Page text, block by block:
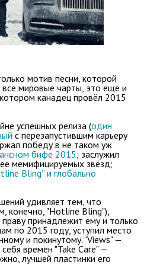
мотив песни, которой
все мировые чарты, это ещё и
канадец провёл 2015
успешных релиза (один
с перезапустившим карьеру
победу в не таком уж
бифе 2015; заслужил
мемифицируемых звёзд;
Bling” и глобально
удивляет тем, что
конечно, "Hotline Bling"),
принадлежит ему и только
по 2015 году, уступил место
и покинутому. "Views" —
времен "Take Care" —
лучшей пластинки его